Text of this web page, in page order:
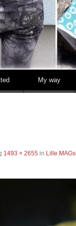
My way
1493 × 2655 in